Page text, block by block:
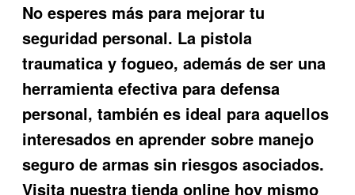
No esperes más para mejorar tu
seguridad personal. La pistola
traumatica y fogueo, además de ser una
herramienta efectiva para defensa
personal, también es ideal para aquellos
interesados en aprender sobre manejo
seguro de armas sin riesgos asociados.
Visita nuestra tienda online hoy mismo